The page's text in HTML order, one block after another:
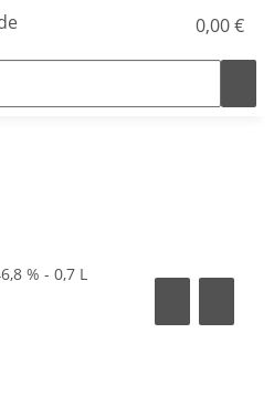
0,00 €